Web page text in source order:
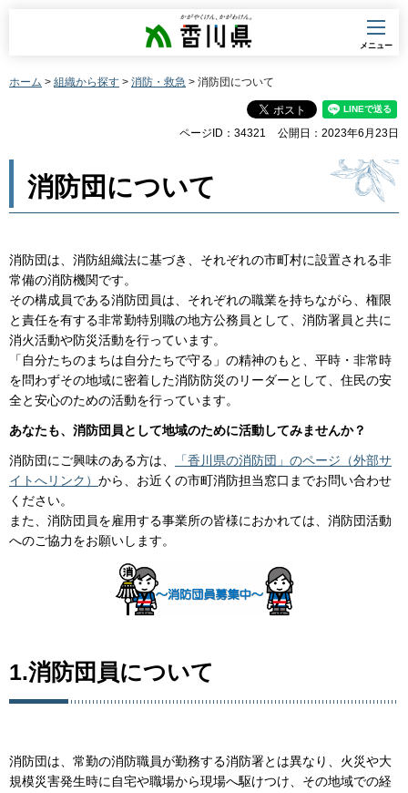
香川県
メニュー
ホーム > 組織から探す > 消防・救急 > 消防団について
ページID：34321 公開日：2023年6月23日
消防団について
消防団は、消防組織法に基づき、それぞれの市町村に設置される非
常備の消防機関です。
その構成員である消防団員は、それぞれの職業を持ちながら、権限
と責任を有する非常勤特別職の地方公務員として、消防署員と共に
消火活動や防災活動を行っています。
「自分たちのまちは自分たちで守る」の精神のもと、平時・非常時
を問わずその地域に密着した消防防災のリーダーとして、住民の安
全と安心のための活動を行っています。
あなたも、消防団員として地域のために活動してみませんか？
消防団にご興味のある方は、
「香川県の消防団」のページ（外部サ
イトへリンク） から、お近くの市町消防担当窓口までお問い合わせ
ください。
また、消防団員を雇用する事業所の皆様におかれては、消防団活動
へのご協力をお願いします。
1.消防団員について
消防団は、常勤の消防職員が勤務する消防署とは異なり、火災や大
規模災害発生時に自宅や職場から現場へ駆けつけ、その地域での経